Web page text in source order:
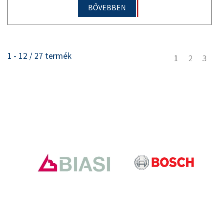
BŐVEBBEN
1 - 12 / 27 termék 1 2 3